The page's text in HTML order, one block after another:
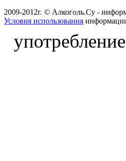
2009-2012г. © Алкоголь.Су -
Условия использования